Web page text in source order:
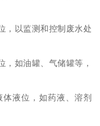
，以监测和控制废水处
，如油罐、气储罐等，
液位，如药液、溶剂